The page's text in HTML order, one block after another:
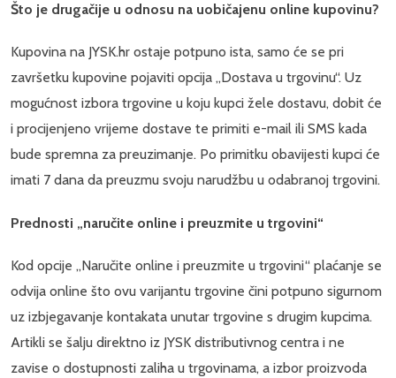
Što je drugačije u odnosu na uobičajenu online kupovinu?
Kupovina na JYSK.hr ostaje potpuno ista, samo će se pri
završetku kupovine pojaviti opcija „Dostava u trgovinu“. Uz
mogućnost izbora trgovine u koju kupci žele dostavu, dobit će
i procijenjeno vrijeme dostave te primiti e-mail ili SMS kada
bude spremna za preuzimanje. Po primitku obavijesti kupci će
imati 7 dana da preuzmu svoju narudžbu u odabranoj trgovini.
Prednosti „naručite online i preuzmite u trgovini“
Kod opcije „Naručite online i preuzmite u trgovini“ plaćanje se
odvija online što ovu varijantu trgovine čini potpuno sigurnom
uz izbjegavanje kontakata unutar trgovine s drugim kupcima.
Artikli se šalju direktno iz JYSK distributivnog centra i ne
zavise o dostupnosti zaliha u trgovinama, a izbor proizvoda